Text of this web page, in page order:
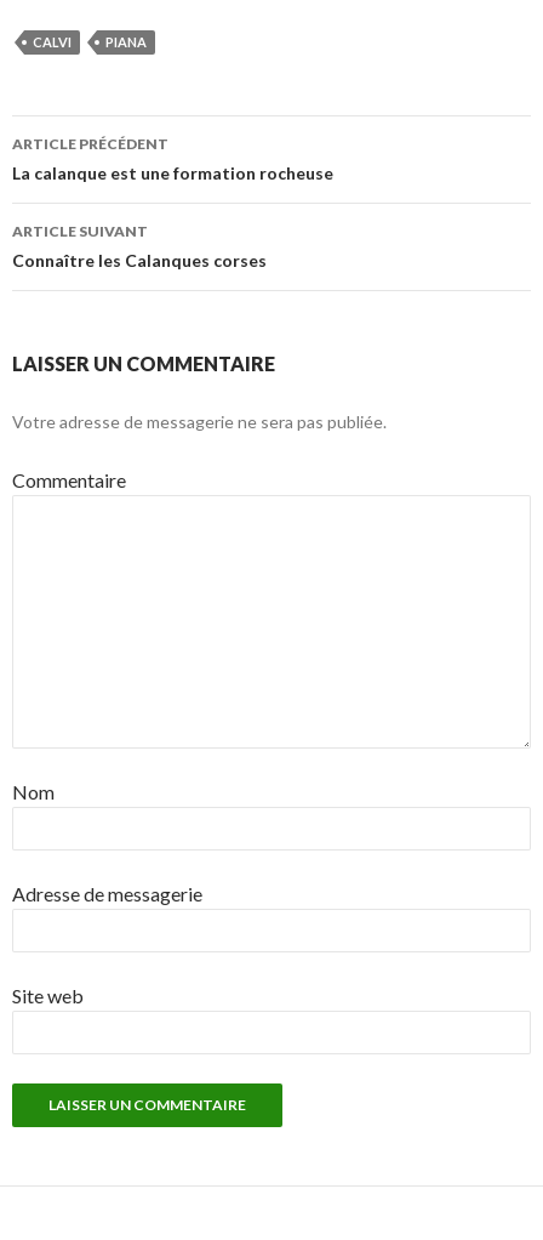
CALVI PIANA
Navigation
des
articles
ARTICLE PRÉCÉDENT
La calanque est une formation rocheuse
ARTICLE SUIVANT
Connaître les Calanques corses
LAISSER UN COMMENTAIRE
Votre adresse de messagerie ne sera pas publiée.
Commentaire
Nom
Adresse de messagerie
Site web